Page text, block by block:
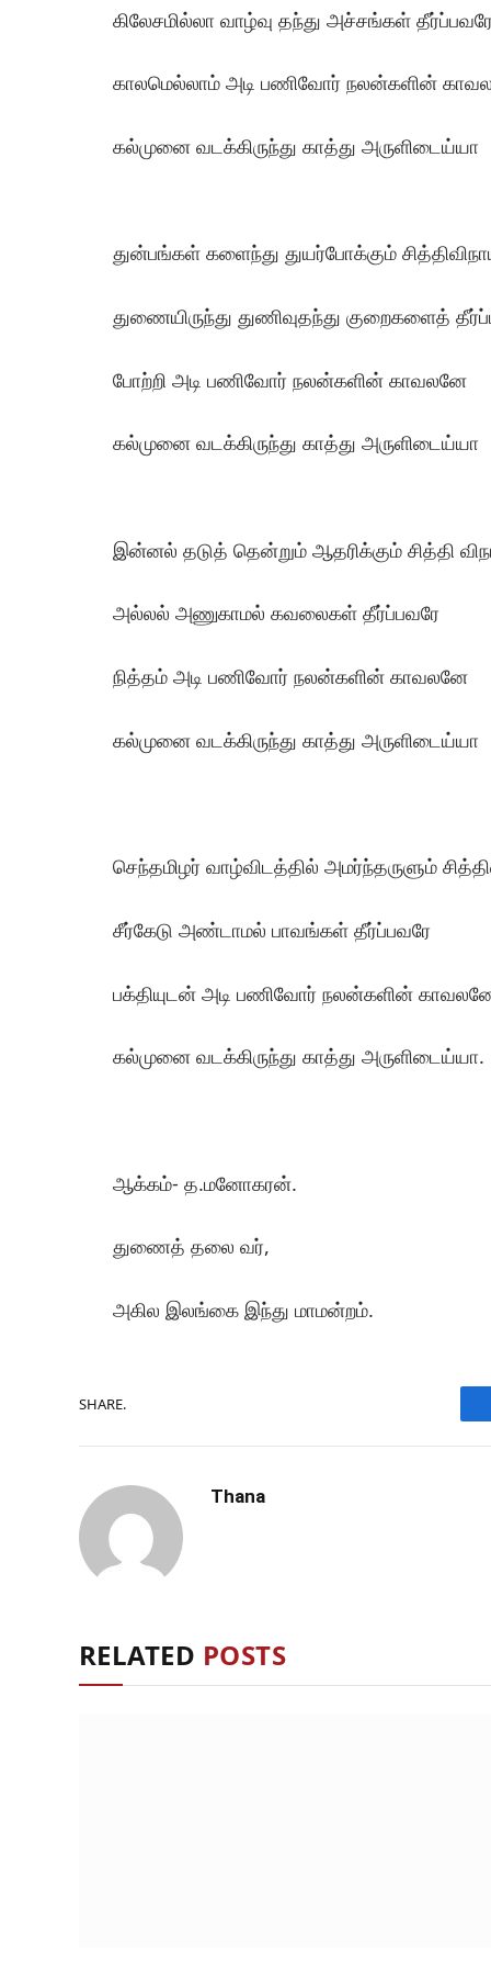
கிலேசமில்லா வாழ்வு தந்து அச்சங்கள்
காலமெல்லாம் அடி பணிவோர் நலன்களின்
கல்முனை வடக்கிருந்து காத்து அருளிடைய்யா
துன்பங்கள் களைந்து துயர்போக்கும்
துணையிருந்து துணிவுதந்து குறைகளைத்
போற்றி அடி பணிவோர் நலன்களின் காவலனே
கல்முனை வடக்கிருந்து காத்து அருளிடைய்யா
இன்னல் தடுத் தென்றும் ஆதரிக்கும் சித்தி
அல்லல் அணுகாமல் கவலைகள் தீர்ப்பவரே
நித்தம் அடி பணிவோர் நலன்களின் காவலனே
கல்முனை வடக்கிருந்து காத்து அருளிடைய்யா
செந்தமிழர் வாழ்விடத்தில் அமர்ந்தருளும்
சீர்கேடு அண்டாமல் பாவங்கள் தீர்ப்பவரே
பக்தியுடன் அடி பணிவோர் நலன்களின்
கல்முனை வடக்கிருந்து காத்து அருளிடைய்யா.
ஆக்கம்- த.மனோகரன்.
துணைத் தலை வர்,
அகில இலங்கை இந்து மாமன்றம்.
SHARE.
Thana
RELATED POSTS